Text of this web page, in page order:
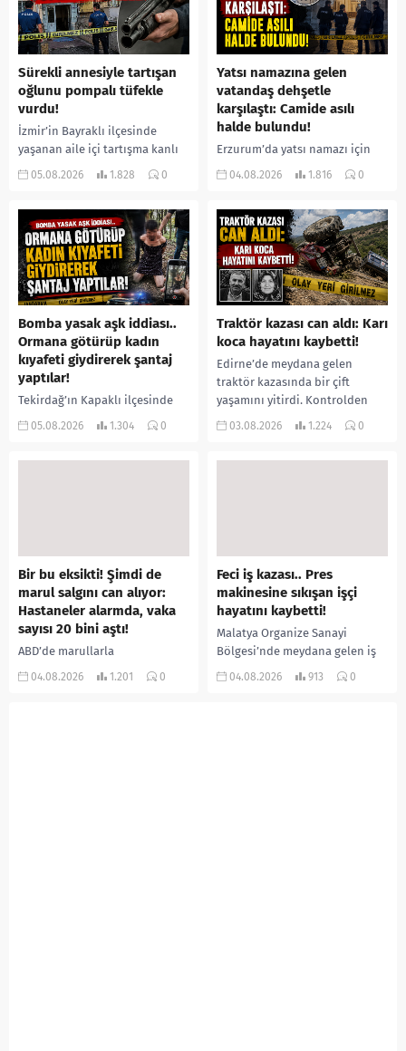
Sürekli annesiyle tartışan
oğlunu pompalı tüfekle
vurdu!
İzmir’in Bayraklı ilçesinde
yaşanan aile içi tartışma kanlı
bitti. İddiaya göre, uzun süredir
05.08.2026 1.828 0
Yatsı namazına gelen
vatandaş dehşetle
karşılaştı: Camide asılı
halde bulundu!
Erzurum’da yatsı namazı için
camiye gelen bir vatandaş,
yerine sevk edilen...
04.08.2026 1.816 0
Bomba yasak aşk iddiası..
Ormana götürüp kadın
kıyafeti giydirerek şantaj
yaptılar!
Tekirdağ’ın Kapaklı ilçesinde
bir kişiyi, arkadaşının eşiyle
05.08.2026 1.304 0
Traktör kazası can aldı: Karı
koca hayatını kaybetti!
Edirne’de meydana gelen
traktör kazasında bir çift
yaşamını yitirdi. Kontrolden
çıkarak devrilen traktörün
03.08.2026 1.224 0
Bir bu eksikti! Şimdi de
marul salgını can alıyor:
Hastaneler alarmda, vaka
sayısı 20 bini aştı!
ABD’de marullarla
ilişkilendirilen siklospora
04.08.2026 1.201 0
Feci iş kazası.. Pres
makinesine sıkışan işçi
hayatını kaybetti!
Malatya Organize Sanayi
Bölgesi’nde meydana gelen iş
kazasında, pres makinesine
04.08.2026 913 0